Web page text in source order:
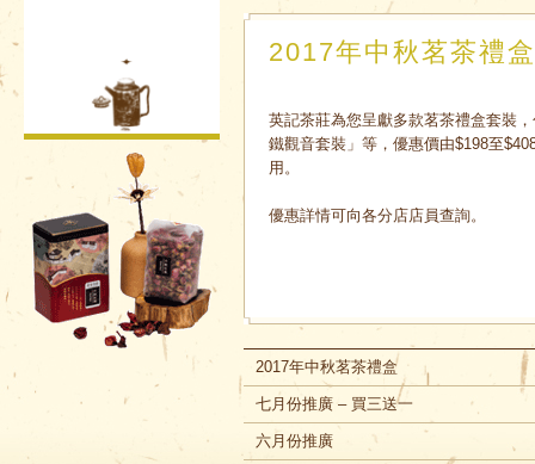
2017年中秋茗茶禮盒
英記茶莊為您呈獻多款茗茶禮盒套裝
鐵觀音套裝」等，優惠價由$198至
用。
優惠詳情可向各分店店員查詢。
2017年中秋茗茶禮盒
七月份推廣 – 買三送一
六月份推廣